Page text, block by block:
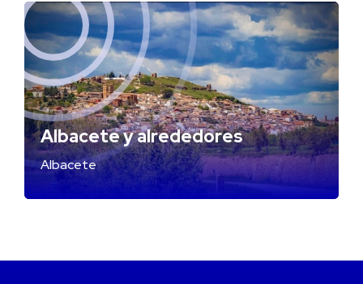
Albacete y alrededores
Albacete